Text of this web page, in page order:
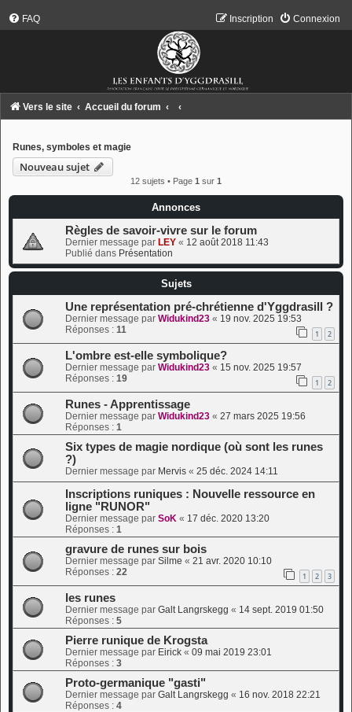
FAQ Connexion
Inscription
Vers le site Accueil du forum
Runes, symboles et magie
Nouveau sujet
12 sujets • Page 1 sur 1
Annonces
Règles de savoir-vivre sur le forum
Dernier message par LEY « 12 août 2018 11:43
Publié dans Présentation
Sujets
Une représentation pré-chrétienne d'Yggdrasill ?
Dernier message par Widukind23 « 19 nov. 2025 19:53
Réponses : 11 1 2
L'ombre est-elle symbolique?
Dernier message par Widukind23 « 15 nov. 2025 19:57
Réponses : 19 1 2
Runes - Apprentissage
Dernier message par Widukind23 « 27 mars 2025 19:56
Réponses : 1
Six types de magie nordique (où sont les runes
?)
Dernier message par Mervis « 25 déc. 2024 14:11
Inscriptions runiques : Nouvelle ressource en
ligne "RUNOR"
Dernier message par SoK « 17 déc. 2020 13:20
Réponses : 1
gravure de runes sur bois
Dernier message par Silme « 21 avr. 2020 10:10
Réponses : 22 1 2 3
les runes
Dernier message par Galt Langrskegg « 14 sept. 2019 01:50
Réponses : 5
Pierre runique de Krogsta
Dernier message par Eirick « 09 mai 2019 23:01
Réponses : 3
Proto-germanique "gasti"
Dernier message par Galt Langrskegg « 16 nov. 2018 22:21
Réponses : 4